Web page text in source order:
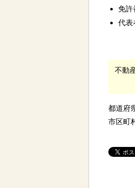
免許
代表
不動
都道府
市区町